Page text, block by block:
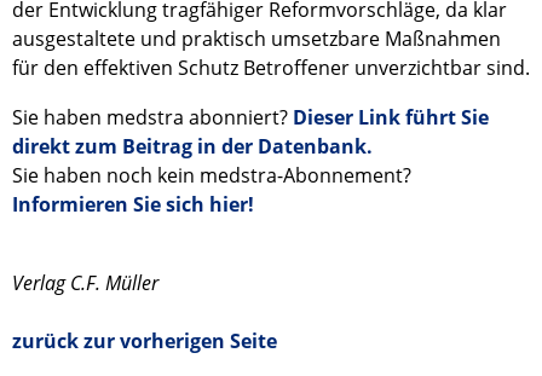
der Entwicklung tragfähiger Reformvorschläge, da klar
ausgestaltete und praktisch umsetzbare Maßnahmen
für den effektiven Schutz Betroffener unverzichtbar sind.
Sie haben medstra abonniert? Dieser Link führt Sie
direkt zum Beitrag in der Datenbank.
Sie haben noch kein medstra-Abonnement?
Informieren Sie sich hier!
Verlag C.F. Müller
zurück zur vorherigen Seite